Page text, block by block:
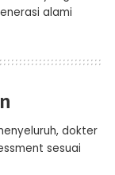
alami
dokter
sesuai